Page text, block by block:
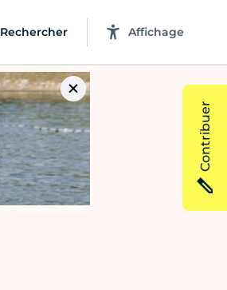
Rechercher Affichage
Contribuer